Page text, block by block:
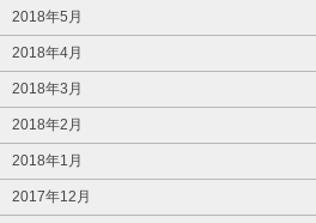
2018年5月
2018年4月
2018年3月
2018年2月
2018年1月
2017年12月